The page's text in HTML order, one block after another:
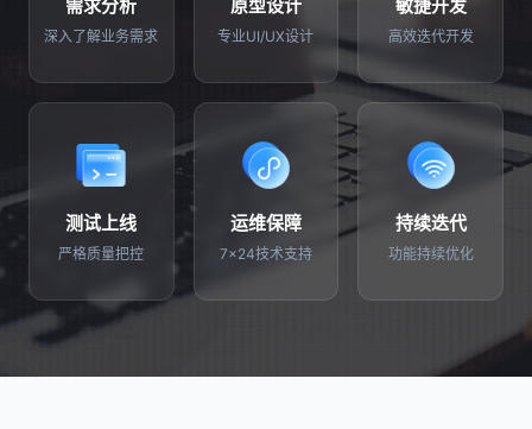
需求分析
深入了解业务需求
原型设计
专业UI/UX设计
敏捷开发
高效迭代开发
测试上线
严格质量把控
运维保障
7×24技术支持
持续迭代
功能持续优化